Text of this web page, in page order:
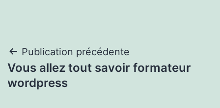
Navigation
de
Publication précédente
Vous allez tout savoir formateur
wordpress